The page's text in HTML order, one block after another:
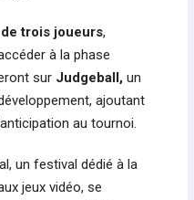
trois joueurs,
à la phase
sur Judgeball,un
ajoutant
au tournoi.
un festival dédié à la
jeux vidéo, se